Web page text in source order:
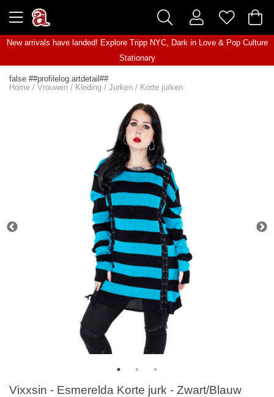
New arrivals have landed! Explore Tripp NYC, Dark in Love& Pop Culture
Stationary
false ##profilelog.artdetail##
Home / Vrouwen / Kleding / Jurken / Korte jurken
Vixxsin - Esmerelda Korte jurk - Zwart/Blauw